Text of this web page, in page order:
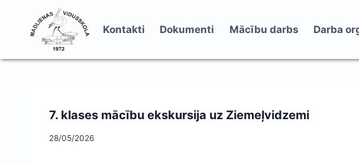
content
Kontakti Dokumenti Mācību darbs Darba
7. klases mācību ekskursija uz Ziemeļvidzemi
28/05/2026